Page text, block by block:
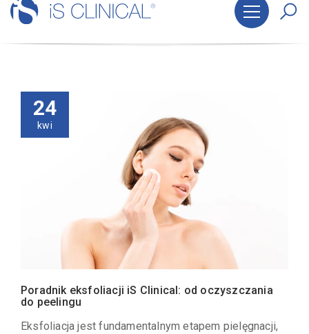
24
kwi
Poradnik eksfoliacji iS Clinical: od oczyszczania
do peelingu
Eksfoliacja jest fundamentalnym etapem pielęgnacji,